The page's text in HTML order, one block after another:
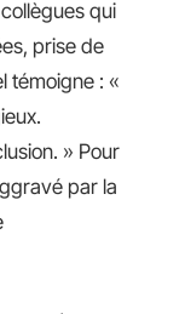
qui
prise de
témoigne : «
» Pour
par la